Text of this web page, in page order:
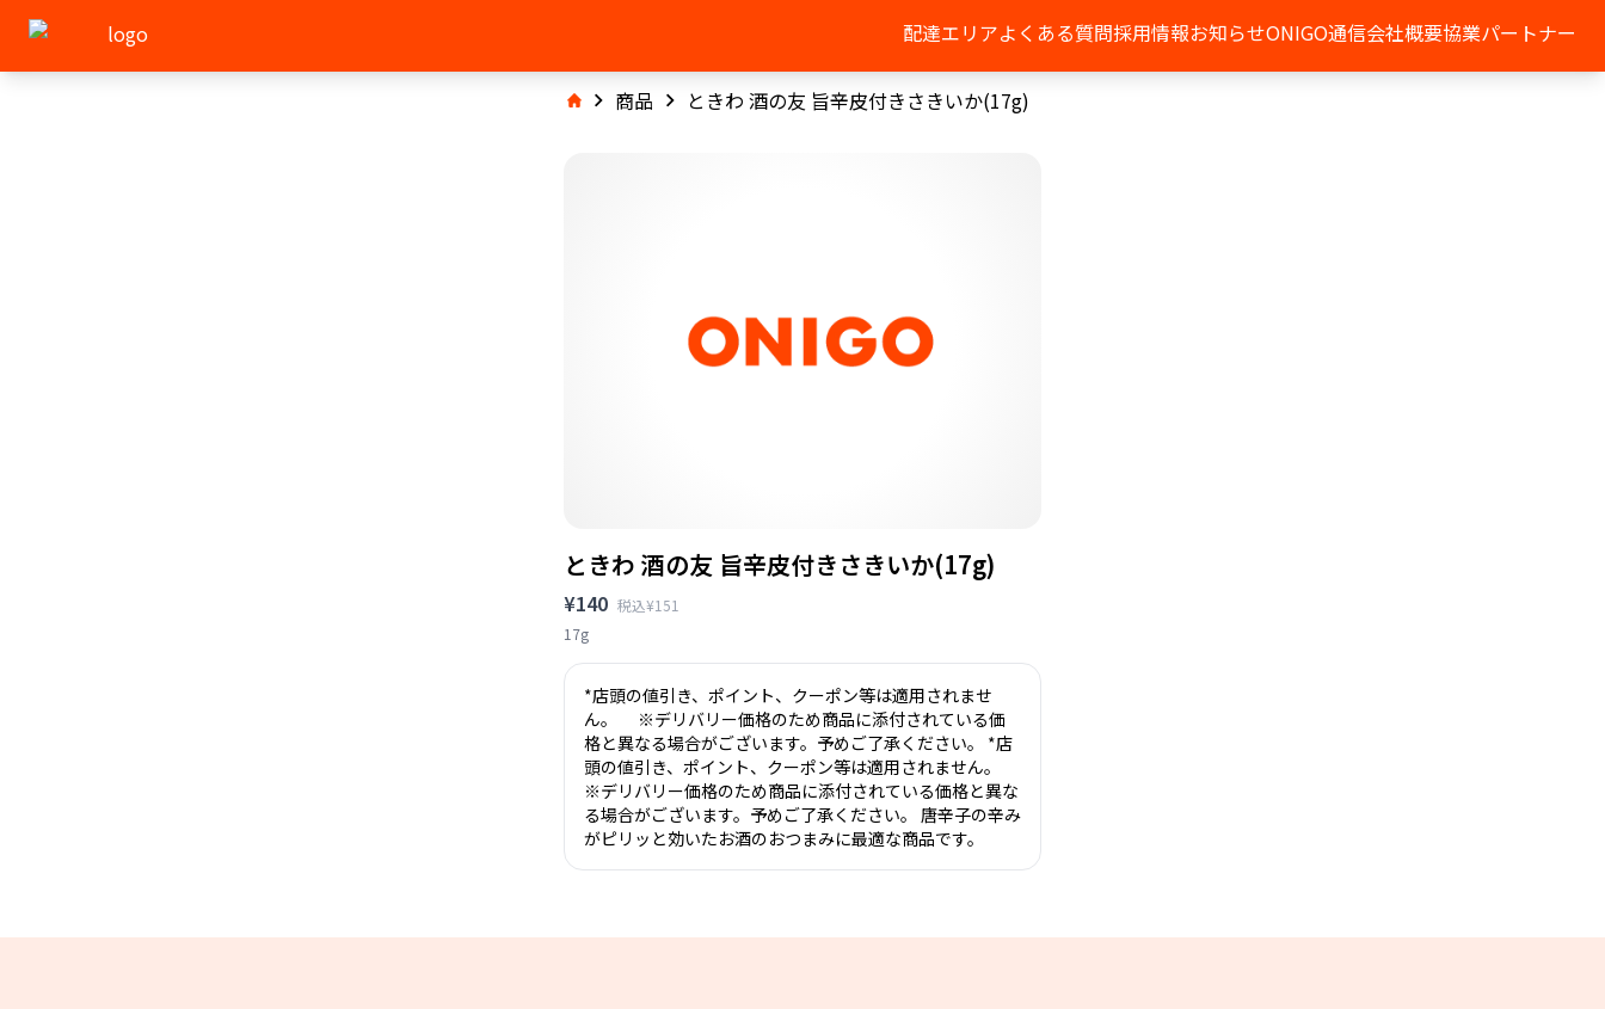
配達エリアよくある質問採用情報お知らせONIGO通信会社概要協業パートナー
商品 ときわ 酒の友 旨辛皮付きさきいか(17g)
ときわ 酒の友 旨辛皮付きさきいか(17g)
¥140 税込¥151
17g
*店頭の値引き、ポイント、クーポン等は適用されませ
ん。 ※デリバリー価格のため商品に添付されている価
格と異なる場合がございます。予めご了承ください。 *店
頭の値引き、ポイント、クーポン等は適用されません。
※デリバリー価格のため商品に添付されている価格と異な
る場合がございます。予めご了承ください。 唐辛子の辛み
がピリッと効いたお酒のおつまみに最適な商品です。